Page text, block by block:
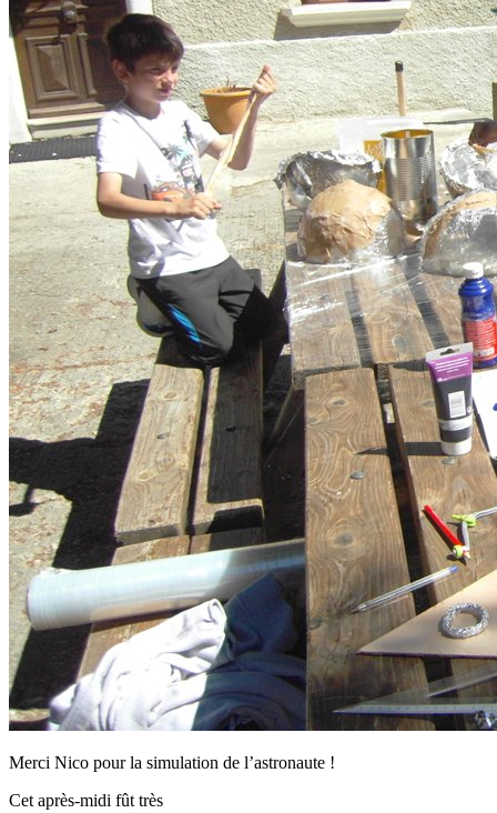
Merci Nico pour la simulation de l’astronaute !
Cet après-midi fût très